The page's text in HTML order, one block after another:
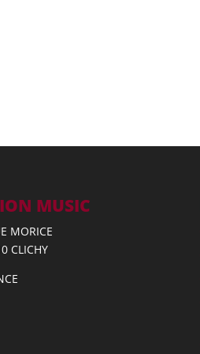
MUSIC
MORICE
CLICHY